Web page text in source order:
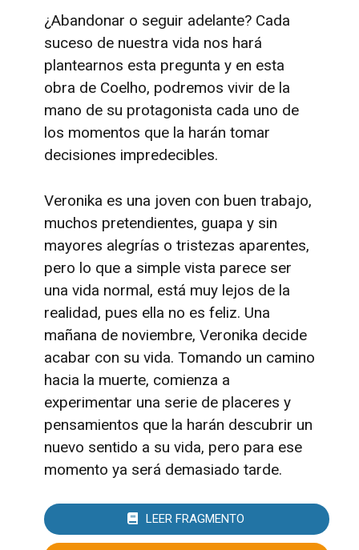
¿Abandonar o seguir adelante? Cada
suceso de nuestra vida nos hará
plantearnos esta pregunta y en esta
obra de Coelho, podremos vivir de la
mano de su protagonista cada uno de
los momentos que la harán tomar
decisiones impredecibles.
Veronika es una joven con buen trabajo,
muchos pretendientes, guapa y sin
mayores alegrías o tristezas aparentes,
pero lo que a simple vista parece ser
una vida normal, está muy lejos de la
realidad, pues ella no es feliz. Una
mañana de noviembre, Veronika decide
acabar con su vida. Tomando un camino
hacia la muerte, comienza a
experimentar una serie de placeres y
pensamientos que la harán descubrir un
nuevo sentido a su vida, pero para ese
momento ya será demasiado tarde.
LEER FRAGMENTO